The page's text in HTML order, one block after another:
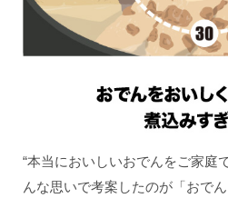
“本当においしいおでんをご家庭
んな思いで考案したのが「おで